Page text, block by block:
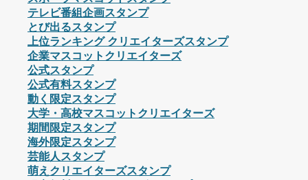
テレビ番組企画スタンプ
とび出るスタンプ
上位ランキング クリエイターズスタンプ
企業マスコットクリエイターズ
公式スタンプ
公式有料スタンプ
動く限定スタンプ
大学・高校マスコットクリエイターズ
期間限定スタンプ
海外限定スタンプ
芸能人スタンプ
萌えクリエイターズスタンプ